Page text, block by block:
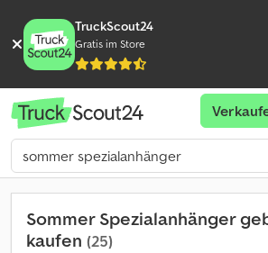
TruckScout24
Gratis im Store
Sommer Spezialanhänger
kaufen (25)